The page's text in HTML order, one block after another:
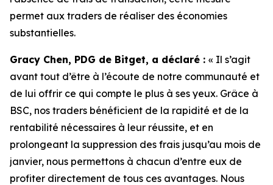
permet aux traders de réaliser des économies
substantielles.
Gracy Chen, PDG de Bitget, a déclaré : « Il s’agit
avant tout d’être à l’écoute de notre communauté et
de lui offrir ce qui compte le plus à ses yeux. Grâce à
BSC, nos traders bénéficient de la rapidité et de la
rentabilité nécessaires à leur réussite, et en
prolongeant la suppression des frais jusqu’au mois de
janvier, nous permettons à chacun d’entre eux de
profiter directement de tous ces avantages. Nous